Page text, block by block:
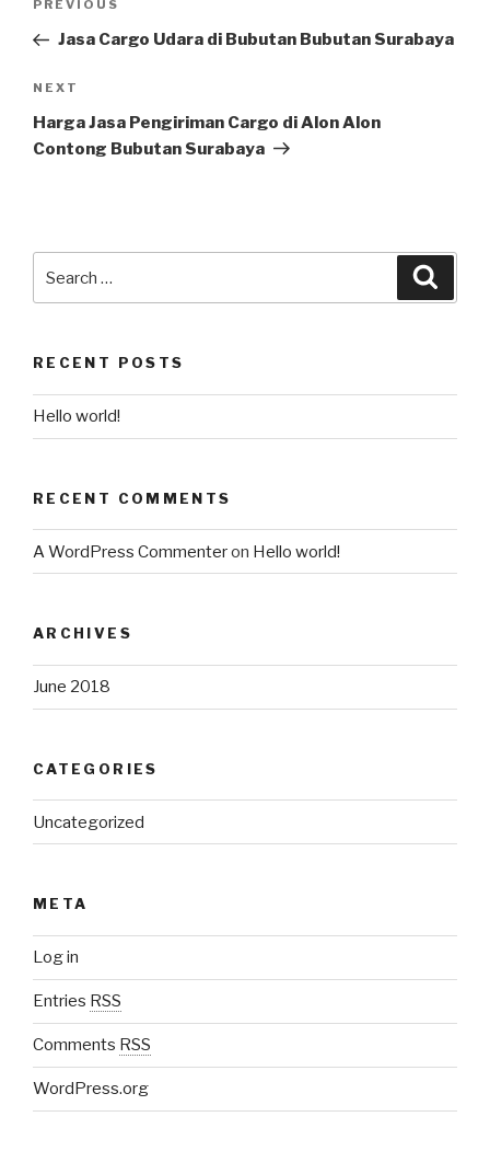
PREVIOUS
Jasa Cargo Udara di Bubutan Bubutan Surabaya
NEXT
Harga Jasa Pengiriman Cargo di Alon Alon
Contong Bubutan Surabaya
RECENT POSTS
Hello world!
RECENT COMMENTS
A WordPress Commenteron Hello world!
ARCHIVES
June 2018
CATEGORIES
Uncategorized
META
Log in
Entries RSS
Comments RSS
WordPress.org